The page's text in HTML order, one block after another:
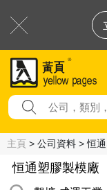
主頁 > 公司資料 > 恒
恒通塑膠製模廠